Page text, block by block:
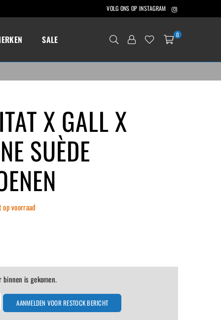
VOLG ONS OP INSTAGRAM Instagram
SALE 0
X GALL X
SUÈDE
op voorraad
binnen is gekomen.
AANMELDEN VOOR RESTOCK BERICHT